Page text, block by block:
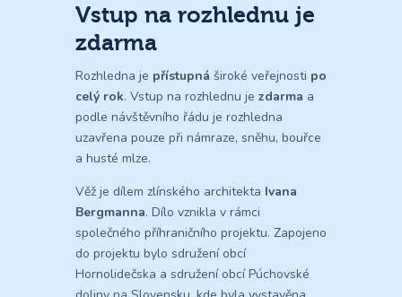
Vstup na rozhlednu je
zdarma
Rozhledna je přístupná široké veřejnosti po
celý rok. Vstup na rozhlednu je zdarma a
podle návštěvního řádu je rozhledna
uzavřena pouze při námraze, sněhu, bouřce
a husté mlze.
Věž je dílem zlínského architekta Ivana
Bergmanna. Dílo vznikla v rámci
společného příhraničního projektu. Zapojeno
do projektu bylo sdružení obcí
Hornolidečska a sdružení obcí Púchovské